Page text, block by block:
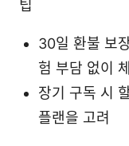
팁
30일 환불 보
험 부담 없이
장기 구독 시
플랜을 고려